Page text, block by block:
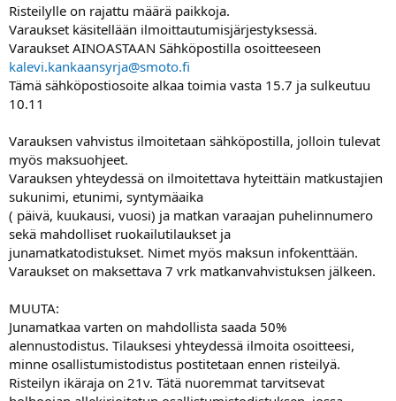
Risteilylle on rajattu määrä paikkoja.
Varaukset käsitellään ilmoittautumisjärjestyksessä.
Varaukset AINOASTAAN Sähköpostilla osoitteeseen
kalevi.kankaansyrja@smoto.fi
Tämä sähköpostiosoite alkaa toimia vasta 15.7 ja sulkeutuu
10.11
Varauksen vahvistus ilmoitetaan sähköpostilla, jolloin tulevat
myös maksuohjeet.
Varauksen yhteydessä on ilmoitettava hyteittäin matkustajien
sukunimi, etunimi, syntymäaika
( päivä, kuukausi, vuosi) ja matkan varaajan puhelinnumero
sekä mahdolliset ruokailutilaukset ja
junamatkatodistukset. Nimet myös maksun infokenttään.
Varaukset on maksettava 7 vrk matkanvahvistuksen jälkeen.
MUUTA:
Junamatkaa varten on mahdollista saada 50%
alennustodistus. Tilauksesi yhteydessä ilmoita osoitteesi,
minne osallistumistodistus postitetaan ennen risteilyä.
Risteilyn ikäraja on 21v. Tätä nuoremmat tarvitsevat